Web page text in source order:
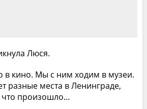
Люся.
в кино. Мы с ним ходим в музеи.
разные места в Ленинграде,
что произошло…